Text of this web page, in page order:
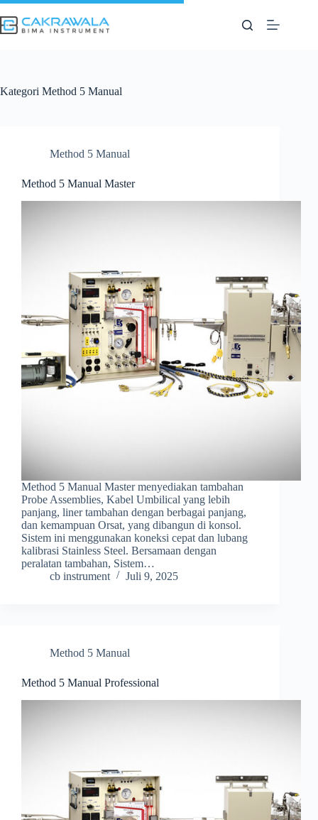
Skip
to
content
Kategori Method 5 Manual
Method 5 Manual
Method 5 Manual Master
Method 5 Manual Master menyediakan tambahan
Probe Assemblies, Kabel Umbilical yang lebih
panjang, liner tambahan dengan berbagai panjang,
dan kemampuan Orsat, yang dibangun di konsol.
Sistem ini menggunakan koneksi cepat dan lubang
kalibrasi Stainless Steel. Bersamaan dengan
peralatan tambahan, Sistem…
cb instrument
Juli 9, 2025
Method 5 Manual
Method 5 Manual Professional